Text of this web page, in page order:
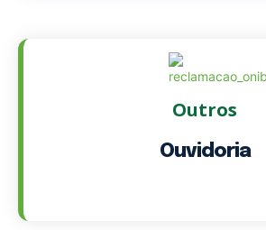
Outros
Ouvidoria